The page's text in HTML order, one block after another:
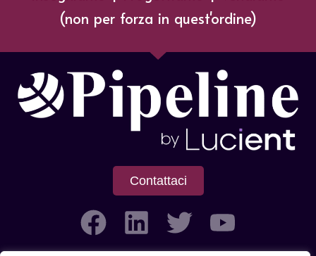
(non per forza in quest'ordine)
Contattaci